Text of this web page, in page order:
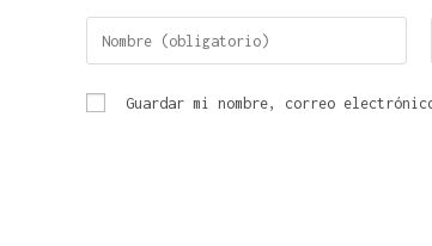
Guardar mi nombre, correo